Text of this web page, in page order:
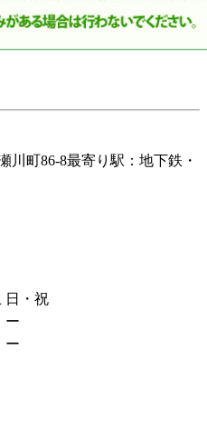
川町86-8最寄り駅：地下鉄・
日・祝
ー
ー